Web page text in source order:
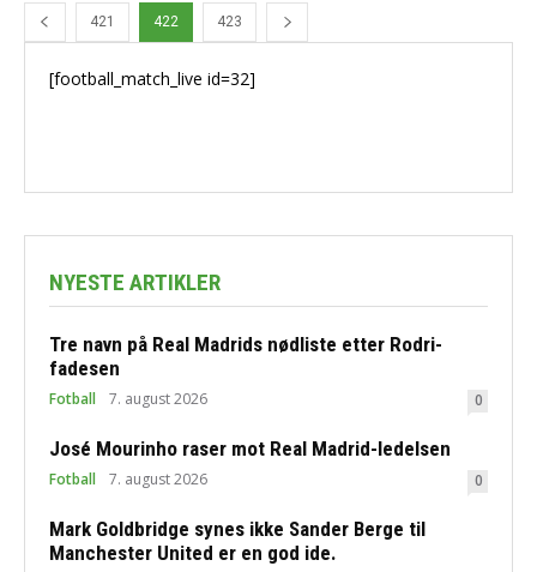
421 422 423
[football_match_live id=32]
NYESTE ARTIKLER
Tre navn på Real Madrids nødliste etter Rodri-
fadesen
Fotball 7. august 2026 0
José Mourinho raser mot Real Madrid-ledelsen
Fotball 7. august 2026 0
Mark Goldbridge synes ikke Sander Berge til
Manchester United er en god ide.